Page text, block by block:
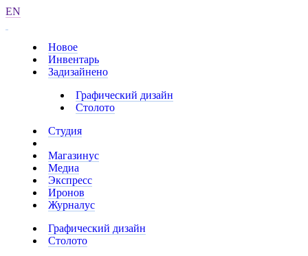
EN
Новое
Инвентарь
Задизайнено
Графический дизайн
Столото
Студия
Магазинус
Медиа
Экспресс
Иронов
Журналус
Графический дизайн
Столото